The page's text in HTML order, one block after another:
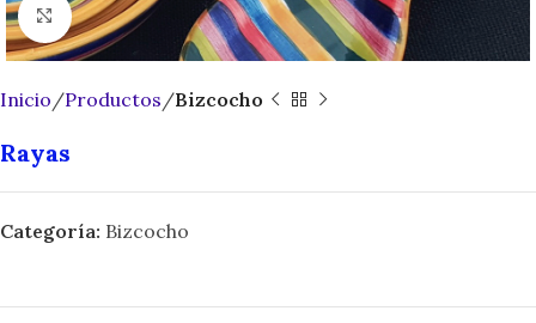
Click to enlarge
Inicio Productos Bizcocho
Rayas
Categoría: Bizcocho